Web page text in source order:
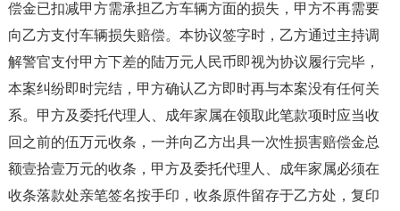
偿金已扣减甲方需承担乙方车辆方面的损失，甲方不再需要
向乙方支付车辆损失赔偿。本协议签字时，乙方通过主持调
解警官支付甲方下差的陆万元人民币即视为协议履行完毕，
本案纠纷即时完结，甲方确认乙方即时再与本案没有任何关
系。甲方及委托代理人、成年家属在领取此笔款项时应当收
回之前的伍万元收条，一并向乙方出具一次性损害赔偿金总
额壹拾壹万元的收条，甲方及委托代理人、成年家属必须在
收条落款处亲笔签名按手印，收条原件留存于乙方处，复印